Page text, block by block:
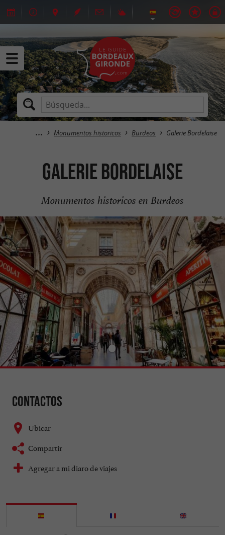
Monumentos historicos Burdeos Galerie Bordelaise
Galerie Bordelaise
Monumentos historicos en Burdeos
Contactos
Ubicar
Compartir
Agregar a mi diaro de viajes